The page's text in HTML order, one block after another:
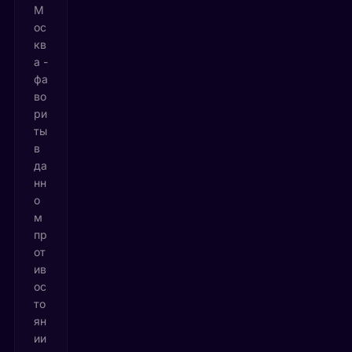
М
ос
кв
а -
фа
во
ри
ты
в
да
нн
о
м
пр
от
ив
ос
то
ян
ии